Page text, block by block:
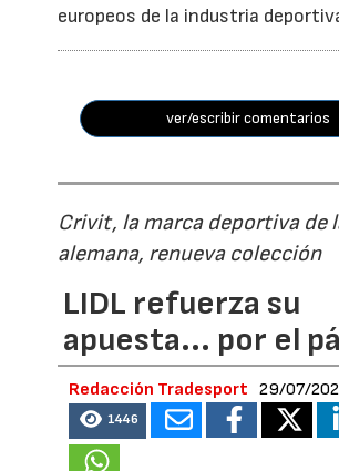
europeos de la industria
ver/escribir comentarios
Crivit, la marca deportiva de
alemana, renueva colección
LIDL refuerza su
apuesta... por el
Redacción Tradesport 29/07/
1446